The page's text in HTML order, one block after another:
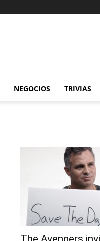
NEGOCIOS TRIVIAS
The Avengers